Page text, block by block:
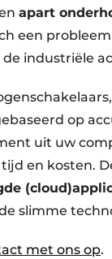
apart
een
industriële
op
uit uw
en kosten.
slimme
met ons op.